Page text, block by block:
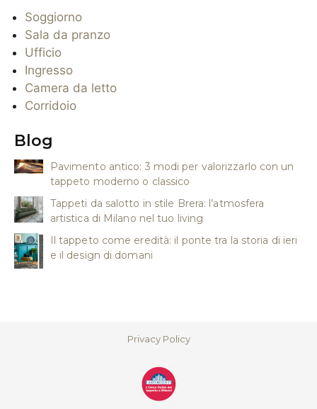
Soggiorno
Sala da pranzo
Ufficio
Ingresso
Camera da letto
Corridoio
Blog
Pavimento antico: 3 modi per valorizzarlo con un
tappeto moderno o classico
Tappeti da salotto in stile Brera: l’atmosfera
artistica di Milano nel tuo living
Il tappeto come eredità: il ponte tra la storia di ieri
e il design di domani
Privacy Policy